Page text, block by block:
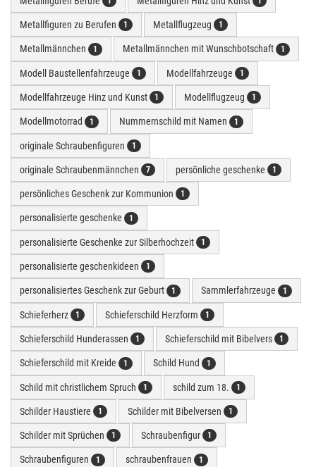
Metallfiguren zu Berufen 1 Metallflugzeug 1
Metallmännchen 1 Metallmännchen mit Wunschbotschaft 1
Modell Baustellenfahrzeuge 1 Modellfahrzeuge 1
Modellfahrzeuge Hinz und Kunst 1 Modellflugzeug 1
Modellmotorrad 1 Nummernschild mit Namen 1
originale Schraubenfiguren 1
originale Schraubenmännchen 7 persönliche geschenke 1
persönliches Geschenk zur Kommunion 1
personalisierte geschenke 1
personalisierte Geschenke zur Silberhochzeit 1
personalisierte geschenkideen 1
personalisiertes Geschenk zur Geburt 1 Sammlerfahrzeuge 1
Schieferherz 1 Schieferschild Herzform 1
Schieferschild Hunderassen 1 Schieferschild mit Bibelvers 1
Schieferschild mit Kreide 1 Schild Hund 1
Schild mit christlichem Spruch 1 schild zum 18. 1
Schilder Haustiere 1 Schilder mit Bibelversen 1
Schilder mit Sprüchen 1 Schraubenfigur 1
Schraubenfiguren 1 schraubenfrauen 1